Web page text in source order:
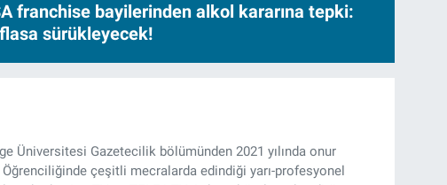
franchise bayilerinden alkol kararına tepki:
sürükleyecek!
Üniversitesi Gazetecilik bölümünden 2021 yılında onur
çeşitli mecralarda edindiği yarı-profesyonel